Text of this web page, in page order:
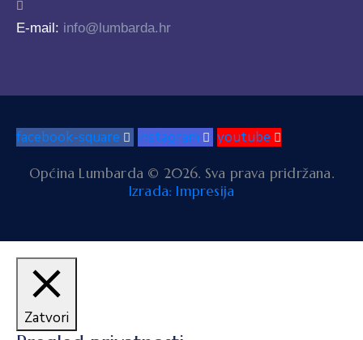
E-mail: info@lumbarda.hr
facebook-square instagram youtube
Općina Lumbarda © 2026. Sva prava pridržana.
Izrada: Impresija
Zatvori